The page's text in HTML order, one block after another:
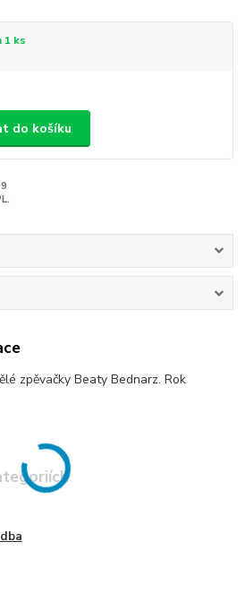
1 ks
do košíku
zpěvačky Beaty Bednarz. Rok